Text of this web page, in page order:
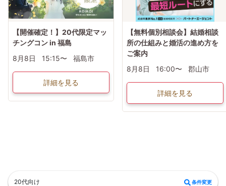
【開催確定！】20代限定マッ
チングコン in 福島
8月8日
15:15〜 福島市
詳細を見る
【無料個別相談会】結婚相談
所の仕組みと婚活の進め方を
ご案内
8月8日
16:00〜 郡山市
詳細を見る
20代向け 条件変更